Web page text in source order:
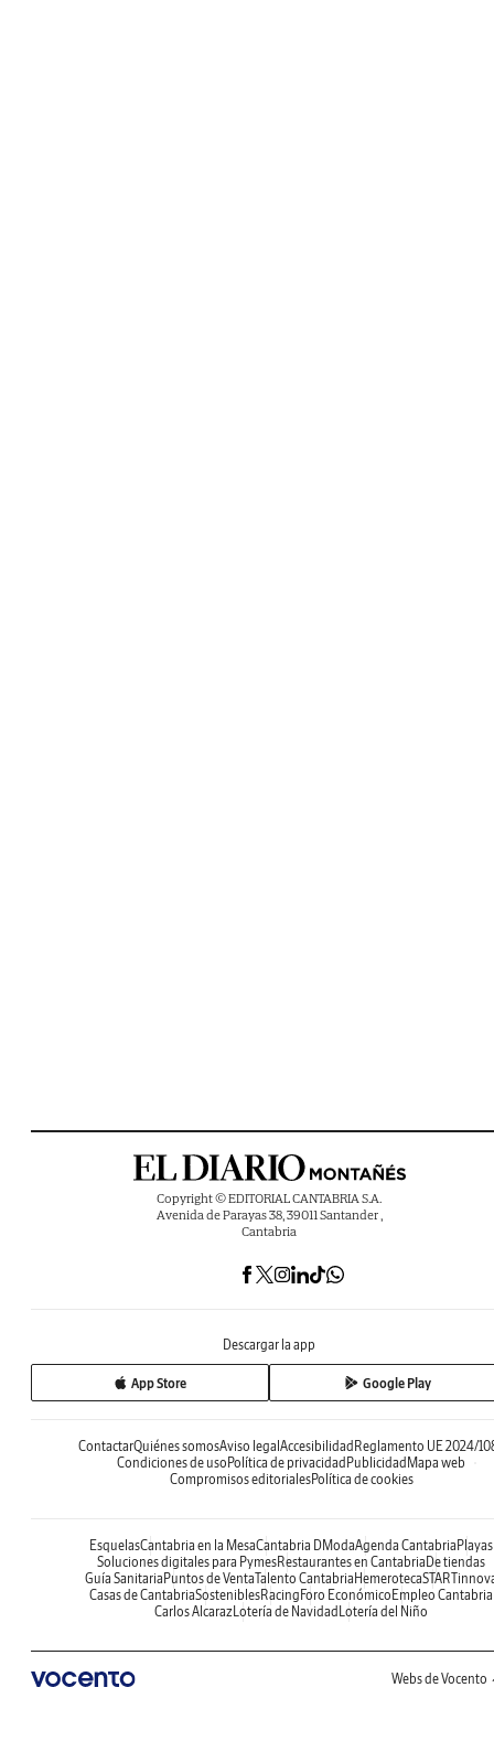
Copyright © EDITORIAL CANTABRIA S.A.
Avenida de Parayas 38, 39011 Santander ,
Cantabria
Descargar la app
App Store Google Play
ContactarQuiénes somosAviso legal Accesibilidad Reglamento UE 2024/
Condiciones de uso Política de privacidad Publicidad Mapa web
Compromisos editorialesPolítica de cookies
EsquelasCantabria en la MesaCantabria DModaAgenda Cantabria Playas
Soluciones digitales para PymesRestaurantes en Cantabria De tiendas
Guía Sanitaria Puntos de VentaTalento Cantabria Hemeroteca
Casas de CantabriaSosteniblesRacing Foro Económico Empleo Cantabria
Carlos AlcarazLotería de Navidad Lotería del Niño
Webs de Vocento